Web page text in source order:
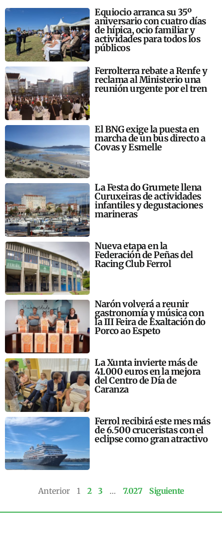
Equiocio arranca su 35º
aniversario con cuatro días
de hípica, ocio familiar y
actividades para todos los
públicos
Ferrolterra rebate a Renfe y
reclama al Ministerio una
reunión urgente por el tren
El BNG exige la puesta en
marcha de un bus directo a
Covas y Esmelle
La Festa do Grumete llena
Curuxeiras de actividades
infantiles y degustaciones
marineras
Nueva etapa en la
Federación de Peñas del
Racing Club Ferrol
Narón volverá a reunir
gastronomía y música con
la III Feira de Exaltación do
Porco ao Espeto
La Xunta invierte más de
41.000 euros en la mejora
del Centro de Día de
Caranza
Ferrol recibirá este mes más
de 6.500 cruceristas con el
eclipse como gran atractivo
Anterior 1 2 3 … 7.027 Siguiente